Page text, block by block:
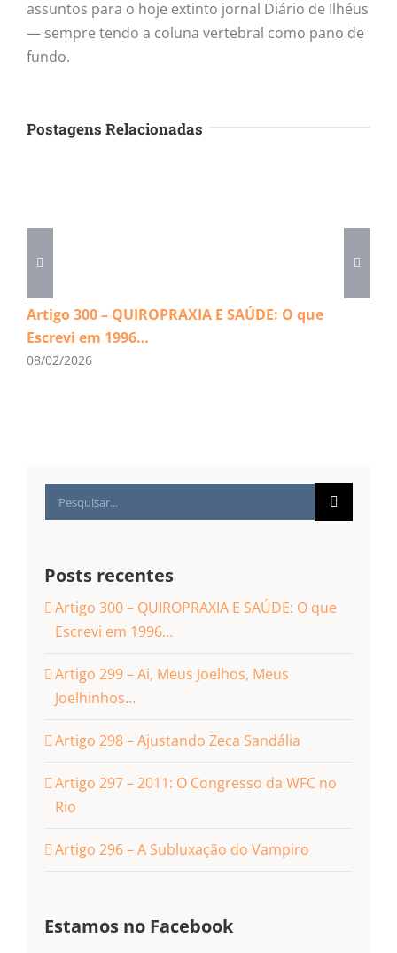
assuntos para o hoje extinto jornal Diário de Ilhéus
— sempre tendo a coluna vertebral como pano de
fundo.
Postagens Relacionadas
Artigo 300 – QUIROPRAXIA E SAÚDE: O que
Escrevi em 1996…
08/02/2026
resultados
Posts recentes
Artigo 300 – QUIROPRAXIA E SAÚDE: O que
Escrevi em 1996…
Artigo 299 – Ai, Meus Joelhos, Meus
Joelhinhos…
Artigo 298 – Ajustando Zeca Sandália
Artigo 297 – 2011: O Congresso da WFC no
Rio
Artigo 296 – A Subluxação do Vampiro
Estamos no Facebook